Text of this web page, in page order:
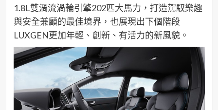
1.8L雙渦流渦輪引擎202匹大馬力， 打造駕馭樂趣
與安全兼顧的最佳境界，也展現出下個階段
LUXGEN更加年輕、創新、有活力的新風貌。